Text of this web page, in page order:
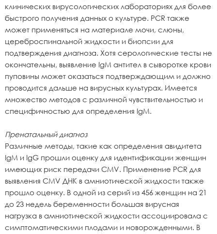
клинических вирусологических лабораториях для более
быстрого получения данных о культуре. PCR также
может применяться на материале мочи, слюны,
цереброспинальной жидкости и биопсии для
подтверждения диагноза. Хотя серологические тесты не
окончательны, выявление IgM антител в сыворотке крови
пуповины может оказаться подтверждающим и должно
проводится дальше на вирусных культурах. Имеется
множество методов с различной чувствительностью и
специфичностью для определения IgM.
Пренатальный диагноз
Различные методы, такие как определения авидитета
IgM и IgG прошли оценку для идентификации женщин
имеющих риск передачи CMV. Применение PCR для
выявления CMV ДНК в амниотической жидкости также
прошло оценку. В одной из серий из 456 женщин на 21
до 23 недель беременности большая вирусная
нагрузка в амниотической жидкости ассоциировала с
симптоматическими плодами и новорожденными. В